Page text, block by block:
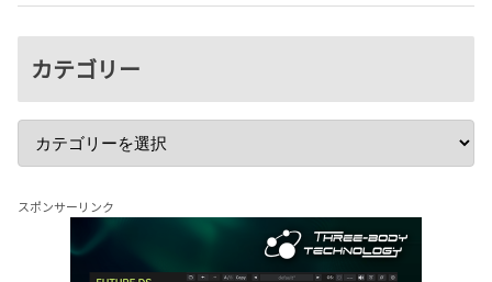
カテゴリー
スポンサーリンク